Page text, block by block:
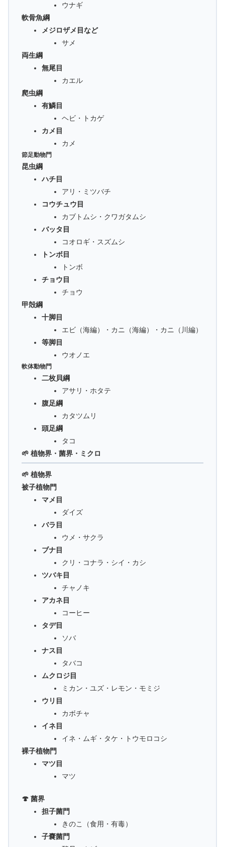
ウナギ
軟骨魚綱
メジロザメ目など
サメ
両生綱
無尾目
カエル
爬虫綱
有鱗目
ヘビ・トカゲ
カメ目
カメ
節足動物門
昆虫綱
ハチ目
アリ・ミツバチ
コウチュウ目
カブトムシ・クワガタムシ
バッタ目
コオロギ・スズムシ
トンボ目
トンボ
チョウ目
チョウ
甲殻綱
十脚目
エビ（海編）・カニ（海編）・カニ（川編）
等脚目
ウオノエ
軟体動物門
二枚貝綱
アサリ・ホタテ
腹足綱
カタツムリ
頭足綱
タコ
🌱 植物界・菌界・ミクロ
🌱 植物界
被子植物門
マメ目
ダイズ
バラ目
ウメ・サクラ
ブナ目
クリ・コナラ・シイ・カシ
ツバキ目
チャノキ
アカネ目
コーヒー
タデ目
ソバ
ナス目
タバコ
ムクロジ目
ミカン・ユズ・レモン・モミジ
ウリ目
カボチャ
イネ目
イネ・ムギ・タケ・トウモロコシ
裸子植物門
マツ目
マツ
🍄 菌界
担子菌門
きのこ（食用・有毒）
子嚢菌門